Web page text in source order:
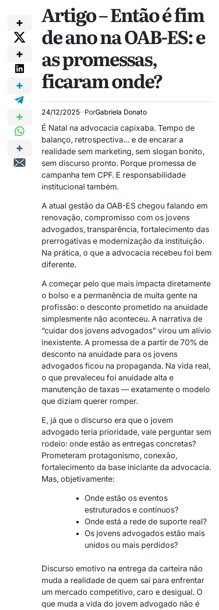
Artigo – Então é fim
de ano na OAB-ES: e
as promessas,
ficaram onde?
24/12/2025 PorGabriela Donato
É Natal na advocacia capixaba. Tempo de
balanço, retrospectiva… e de encarar a
realidade sem marketing, sem slogan bonito,
sem discurso pronto. Porque promessa de
campanha tem CPF. E responsabilidade
institucional também.
A atual gestão da OAB-ES chegou falando em
renovação, compromisso com os jovens
advogados, transparência, fortalecimento das
prerrogativas e modernização da instituição.
Na prática, o que a advocacia recebeu foi bem
diferente.
A começar pelo que mais impacta diretamente
o bolso e a permanência de muita gente na
profissão: o desconto prometido na anuidade
simplesmente não aconteceu. A narrativa de
“cuidar dos jovens advogados” virou um alívio
inexistente. A promessa de a partir de 70% de
desconto na anuidade para os jovens
advogados ficou na propaganda. Na vida real,
o que prevaleceu foi anuidade alta e
manutenção de taxas — exatamente o modelo
que diziam querer romper.
E, já que o discurso era que o jovem
advogado teria prioridade, vale perguntar sem
rodeio: onde estão as entregas concretas?
Prometeram protagonismo, conexão,
fortalecimento da base iniciante da advocacia.
Mas, objetivamente:
Onde estão os eventos
estruturados e contínuos?
Onde está a rede de suporte real?
Os jovens advogados estão mais
unidos ou mais perdidos?
Discurso emotivo na entrega da carteira não
muda a realidade de quem sai para enfrentar
um mercado competitivo, caro e desigual. O
que muda a vida do jovem advogado não é